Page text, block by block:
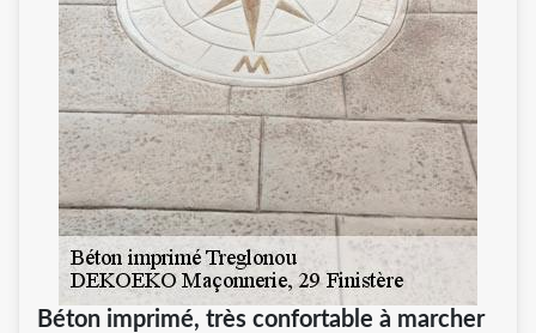
Béton imprimé, très confortable à marcher